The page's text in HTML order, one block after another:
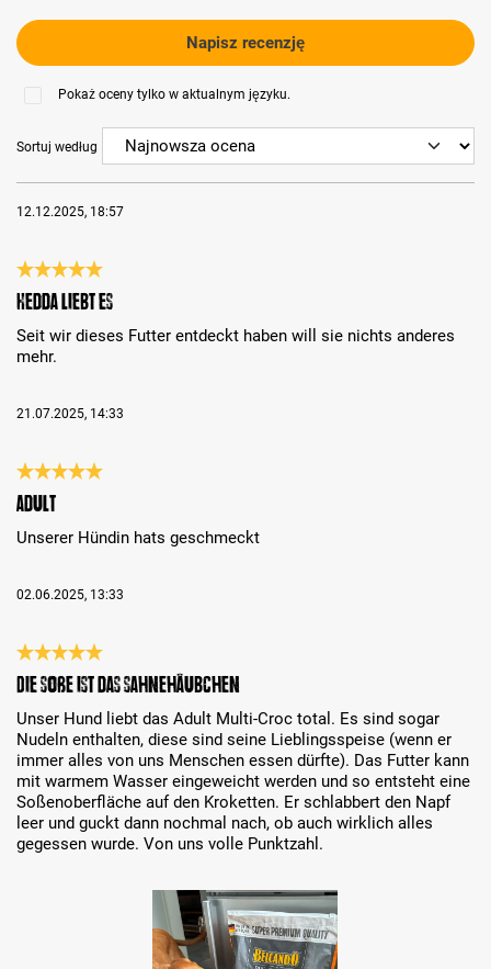
Napisz recenzję
Pokaż oceny tylko w aktualnym języku.
Sortuj według
12.12.2025, 18:57
Recenzja z oceną 5 spośród 5 gwiazdek
Hedda liebt es
Seit wir dieses Futter entdeckt haben will sie nichts anderes
mehr.
21.07.2025, 14:33
Recenzja z oceną 5 spośród 5 gwiazdek
Adult
Unserer Hündin hats geschmeckt
02.06.2025, 13:33
Recenzja z oceną 5 spośród 5 gwiazdek
Die Soße ist das Sahnehäubchen
Unser Hund liebt das Adult Multi-Croc total. Es sind sogar
Nudeln enthalten, diese sind seine Lieblingsspeise (wenn er
immer alles von uns Menschen essen dürfte). Das Futter kann
mit warmem Wasser eingeweicht werden und so entsteht eine
Soßenoberfläche auf den Kroketten. Er schlabbert den Napf
‎leer und guckt dann nochmal nach, ob auch wirklich alles
gegessen wurde. Von uns volle Punktzahl.
Bildergalerie überspringen